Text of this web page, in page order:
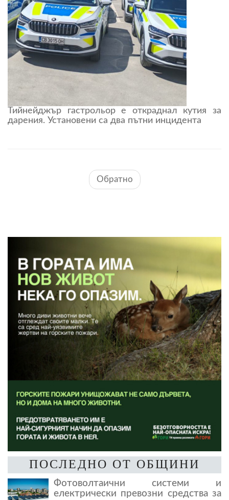
Тийнейджър гастрольор е откраднал кутия за
дарения. Установени са два пътни инцидента
Обратно
ПОСЛЕДНО ОТ ОБЩИНИ
Фотоволтаични системи и
електрически превозни средства за